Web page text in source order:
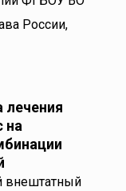
России,
лечения
на
внештатный